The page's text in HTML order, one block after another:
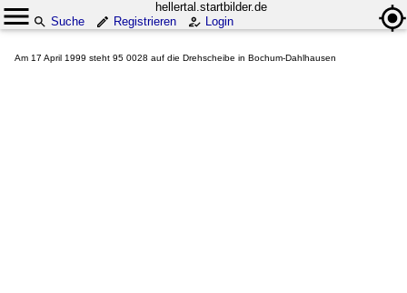
hellertal.startbilder.de
Suche
Registrieren Login
Am 17 April 1999 steht 95 0028 auf die Drehscheibe in Bochum-Dahlhausen